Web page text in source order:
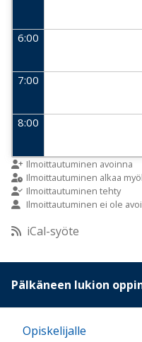
6:00
7:00
8:00
9:00
10:00
12:00
13:00
Ilmoittautuminen avoinna
Ilmoittautuminen alkaa
Ilmoittautuminen tehty
Ilmoittautuminen ei ole
iCal-syöte
Pälkäneen lukion
Opiskelijalle